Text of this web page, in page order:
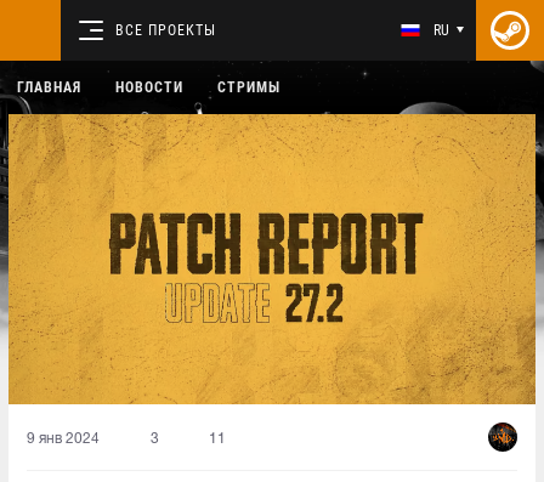
ВСЕ ПРОЕКТЫ RU
ГЛАВНАЯ НОВОСТИ СТРИМЫ
9 янв 2024 3 11